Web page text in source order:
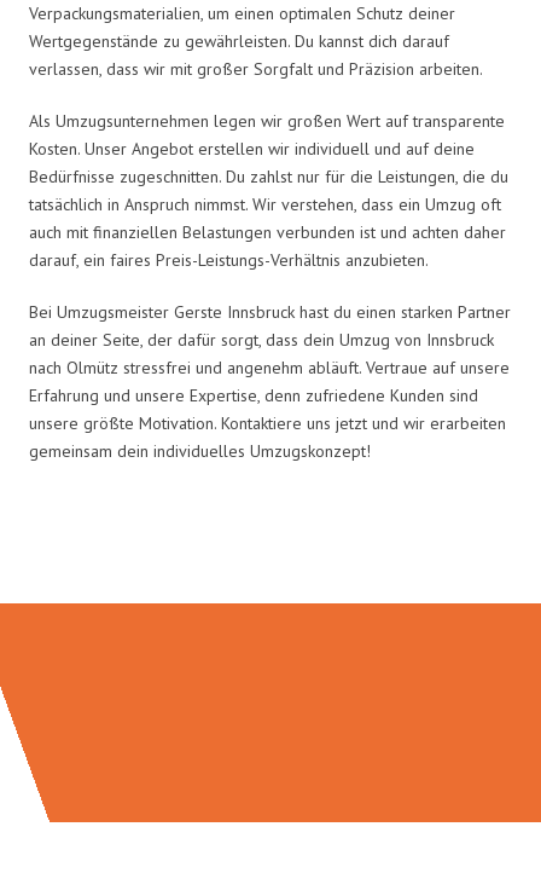
Verpackungsmaterialien, um einen optimalen Schutz deiner
Wertgegenstände zu gewährleisten. Du kannst dich darauf
verlassen, dass wir mit großer Sorgfalt und Präzision arbeiten.
Als Umzugsunternehmen legen wir großen Wert auf transparente
Kosten. Unser Angebot erstellen wir individuell und auf deine
Bedürfnisse zugeschnitten. Du zahlst nur für die Leistungen, die du
tatsächlich in Anspruch nimmst. Wir verstehen, dass ein Umzug oft
auch mit finanziellen Belastungen verbunden ist und achten daher
darauf, ein faires Preis-Leistungs-Verhältnis anzubieten.
Bei Umzugsmeister Gerste Innsbruck hast du einen starken Partner
an deiner Seite, der dafür sorgt, dass dein Umzug von Innsbruck
nach Olmütz stressfrei und angenehm abläuft. Vertraue auf unsere
Erfahrung und unsere Expertise, denn zufriedene Kunden sind
unsere größte Motivation. Kontaktiere uns jetzt und wir erarbeiten
gemeinsam dein individuelles Umzugskonzept!